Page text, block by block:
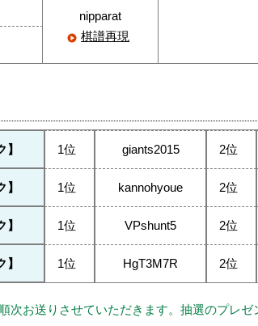
nipparat
棋譜再現
1位 giants2015 2位
1位 kannohyoue 2位
1位 VPshunt5 2位
1位 HgT3M7R 2位
次お送りさせていただきます。抽選のプレ